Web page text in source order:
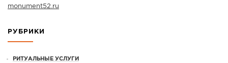
monument52.ru
РУБРИКИ
РИТУАЛЬНЫЕ УСЛУГИ